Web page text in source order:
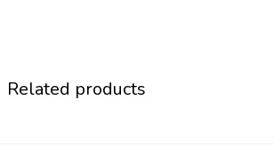
Related products